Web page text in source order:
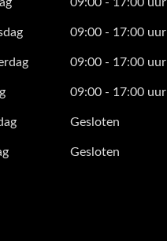
09:00 - 17:00 uur
09:00 - 17:00 uur
09:00 - 17:00 uur
Gesloten
Gesloten